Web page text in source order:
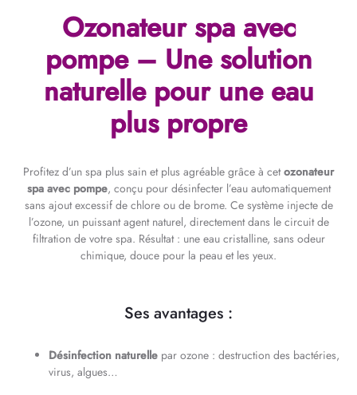
Ozonateur spa avec
pompe – Une solution
naturelle pour une eau
plus propre
Profitez d’un spa plus sain et plus agréable grâce à cetozonateur
spa avec pompe, conçu pour désinfecter l’eau automatiquement
sans ajout excessif de chlore ou de brome. Ce système injecte de
l’ozone, un puissant agent naturel, directement dans le circuit de
filtration de votre spa. Résultat : une eau cristalline, sans odeur
chimique, douce pour la peau et les yeux.
Ses avantages :
Désinfection naturelle par ozone : destruction des bactéries,
virus, algues…